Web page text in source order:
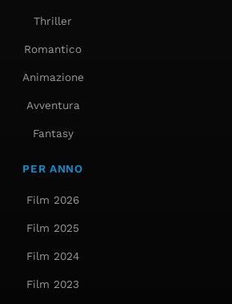
Thriller
Romantico
Animazione
Avventura
Fantasy
PER ANNO
Film 2026
Film 2025
Film 2024
Film 2023